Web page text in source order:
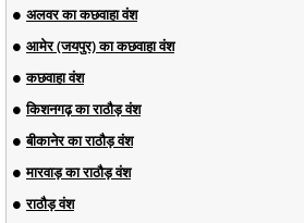
अलवर का कछवाहा वंश
आमेर (जयपुर) का कछवाहा वंश
कछवाहा वंश
किशनगढ़ का राठौड़ वंश
बीकानेर का राठौड़ वंश
मारवाड़ का राठौड़ वंश
राठौड़ वंश